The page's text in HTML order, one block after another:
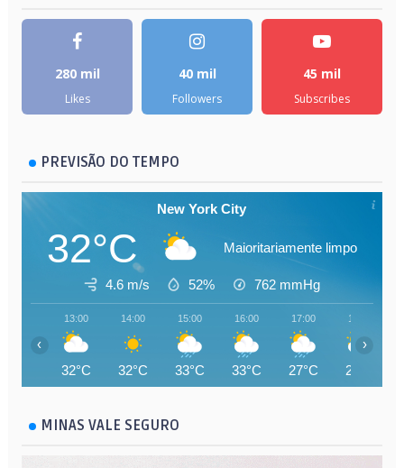
280 mil
Likes
40 mil
Followers
45 mil
Subscribes
PREVISÃO DO TEMPO
New York City
32°C Maioritariamente limpo
4.6 m/s 52% 762 mmHg
13:00
32°C
14:00
32°C
15:00
33°C
16:00
33°C
17:00
27°C
18:00
25°C
‹ ›
MINAS VALE SEGURO